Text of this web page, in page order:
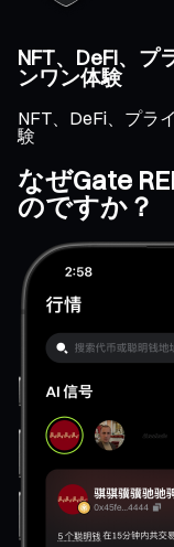
NFT、DeFi、プ
ンワン体験
NFT、DeFi、プラ
験
なぜGate
のですか？